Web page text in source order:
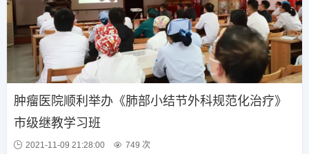
肿瘤医院顺利举办《肺部小结节外科规范化治疗》
市级继教学习班
2021-11-09 21:28:00 749 次